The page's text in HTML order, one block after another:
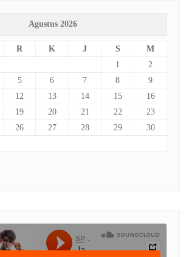
Agustus 2026
R K J S
M
1
2
5 6 7 8
9
12 13 14 15
16
19 20 21 22
23
26 27 28 29
30